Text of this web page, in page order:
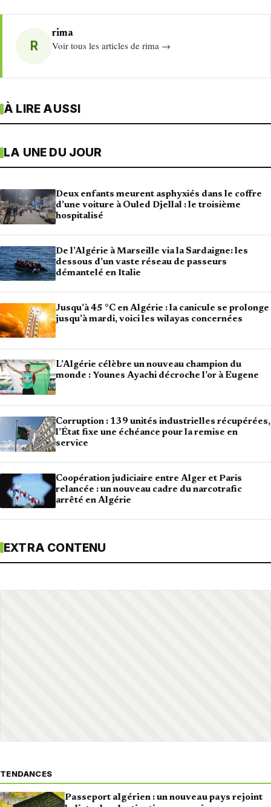
R
rima
Voir tous les articles de rima →
À LIRE AUSSI
LA UNE DU JOUR
Deux enfants meurent asphyxiés dans le coffre
d’une voiture à Ouled Djellal : le troisième
hospitalisé
De l’Algérie à Marseille via la Sardaigne: les
dessous d’un vaste réseau de passeurs
démantelé en Italie
Jusqu’à 45 °C en Algérie : la canicule se prolonge
jusqu’à mardi, voici les wilayas concernées
L’Algérie célèbre un nouveau champion du
monde : Younes Ayachi décroche l’or à Eugene
Corruption : 139 unités industrielles récupérées,
l’État fixe une échéance pour la remise en
service
Coopération judiciaire entre Alger et Paris
relancée : un nouveau cadre du narcotrafic
arrêté en Algérie
EXTRA CONTENU
TENDANCES
Passeport algérien : un nouveau pays rejoint